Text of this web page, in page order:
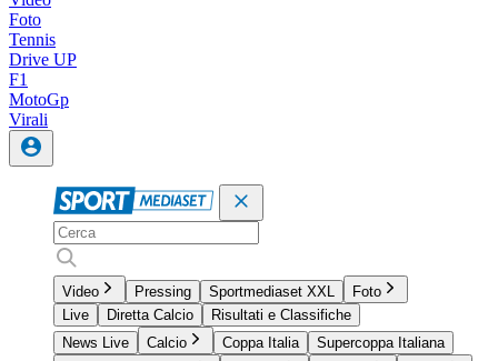
Foto
Tennis
Drive UP
F1
MotoGp
Virali
Video Pressing Sportmediaset XXL
Foto
Live
Diretta Calcio
Risultati e Classifiche
News Live
Calcio Coppa Italia
Supercoppa Italiana